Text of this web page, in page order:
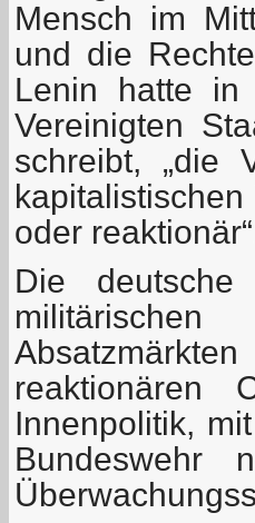
Mensch im
und die
Lenin hatte in
Vereinigten
schreibt, „die
oder
Die
reaktionären
Innenpolitik,